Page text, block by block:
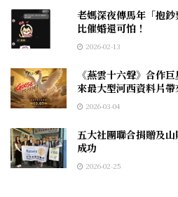
老媽深夜傳馬年「抱
比催婚還可怕！
2026-02-13
《燕雲十六聲》合
來最大型河西資料片帶
2026-03-04
五大社團聯合捐贈及
成功
2026-02-25